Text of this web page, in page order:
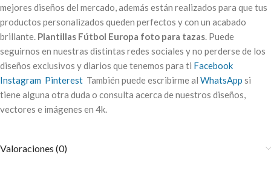
mejores diseños del mercado, además están realizados para que tus
productos personalizados queden perfectos y con un acabado
brillante. Plantillas Fútbol Europa foto para tazas. Puede
seguirnos en nuestras distintas redes sociales y no perderse de los
diseños exclusivos y diarios que tenemos para ti Facebook
Instagram Pinterest También puede escribirme al WhatsApp si
tiene alguna otra duda o consulta acerca de nuestros diseños,
vectores e imágenes en 4k.
Valoraciones (0)